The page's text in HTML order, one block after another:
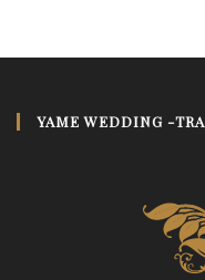
YAME WEDDING -